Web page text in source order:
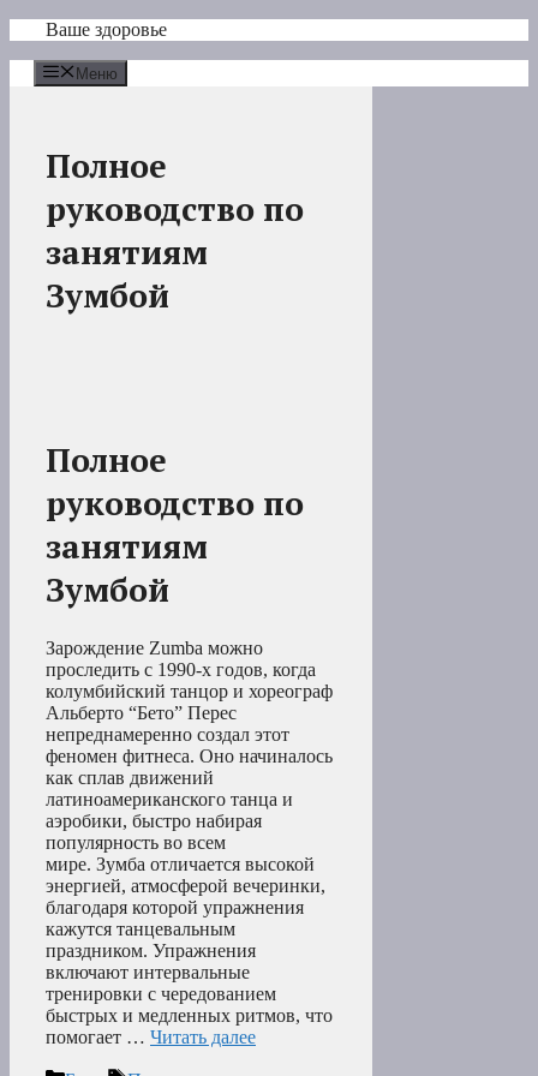
Перейти
содержимому
Ваше здоровье
Меню
Полное
руководство по
занятиям
Зумбой
Полное
руководство по
занятиям
Зумбой
Зарождение Zumba можно
проследить с 1990-х годов, когда
колумбийский танцор и хореограф
Альберто “Бето” Перес
непреднамеренно создал этот
феномен фитнеса. Оно начиналось
как сплав движений
латиноамериканского танца и
аэробики, быстро набирая
популярность во всем
мире. Зумба отличается высокой
энергией, атмосферой вечеринки,
благодаря которой упражнения
кажутся танцевальным
праздником. Упражнения
включают интервальные
тренировки с чередованием
быстрых и медленных ритмов, что
помогает … Читать далее